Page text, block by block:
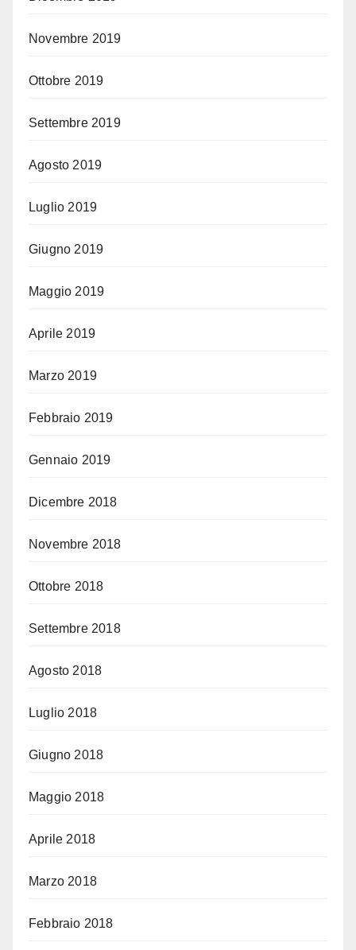
Novembre 2019
Ottobre 2019
Settembre 2019
Agosto 2019
Luglio 2019
Giugno 2019
Maggio 2019
Aprile 2019
Marzo 2019
Febbraio 2019
Gennaio 2019
Dicembre 2018
Novembre 2018
Ottobre 2018
Settembre 2018
Agosto 2018
Luglio 2018
Giugno 2018
Maggio 2018
Aprile 2018
Marzo 2018
Febbraio 2018